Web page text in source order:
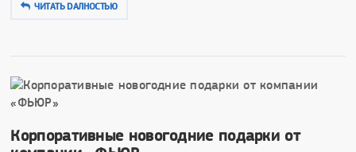
ЧИТАТЬ DAЛНОСТЬЮ
Корпоративные новогодние подарки от